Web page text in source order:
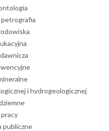
petrografia
i hydrogeologicznej
publiczne